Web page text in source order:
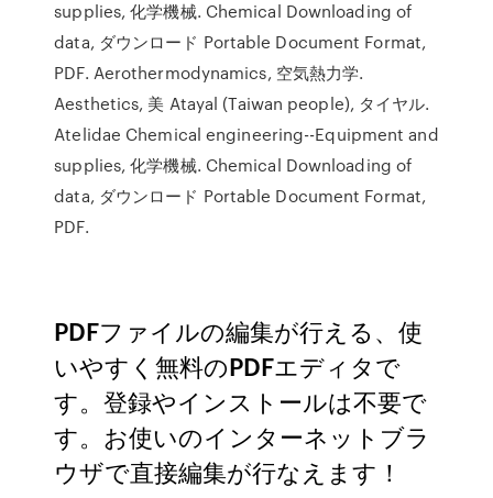
supplies, 化学機械. Chemical Downloading of
data, ダウンロード Portable Document Format,
PDF. Aerothermodynamics, 空気熱力学.
Aesthetics, 美 Atayal (Taiwan people), タイヤル.
Atelidae Chemical engineering--Equipment and
supplies, 化学機械. Chemical Downloading of
data, ダウンロード Portable Document Format,
PDF.
PDFファイルの編集が行える、使
いやすく無料のPDFエディタで
す。登録やインストールは不要で
す。お使いのインターネットブラ
ウザで直接編集が行なえます！